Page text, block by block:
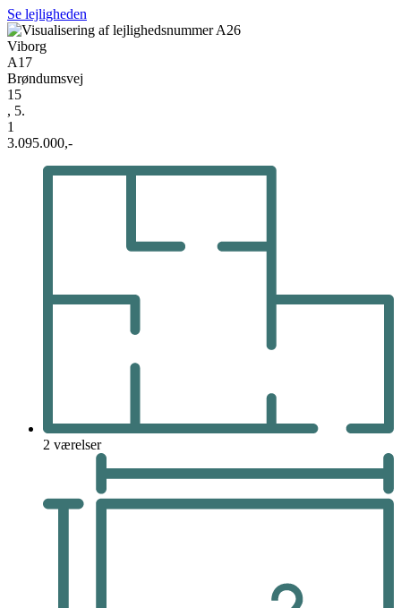
Se lejligheden
Viborg
A17
Brøndumsvej
15
, 5.
1
3.095.000,-
2 værelser